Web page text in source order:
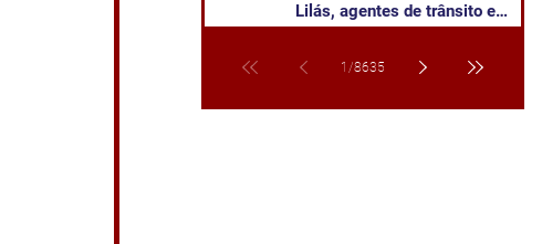
Lilás, agentes de trânsito e
1 /8635